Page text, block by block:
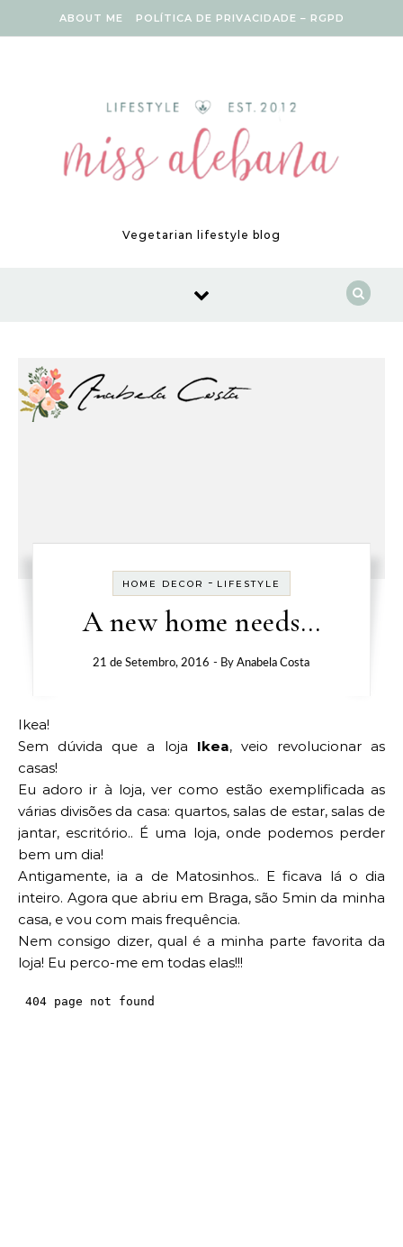
ABOUT ME POLÍTICA DE PRIVACIDADE – RGPD
Vegetarian lifestyle blog
HOME DECOR - LIFESTYLE
A new home needs…
21 de Setembro, 2016 - ByAnabela Costa
Ikea!
Sem dúvida que a loja Ikea, veio revolucionar as
casas!
Eu adoro ir à loja, ver como estão exemplificada as
várias divisões da casa: quartos, salas de estar, salas de
jantar, escritório.. É uma loja, onde podemos perder
bem um dia!
Antigamente, ia a de Matosinhos.. E ficava lá o dia
inteiro. Agora que abriu em Braga, são 5min da minha
casa, e vou com mais frequência.
Nem consigo dizer, qual é a minha parte favorita da
loja! Eu perco-me em todas elas!!!